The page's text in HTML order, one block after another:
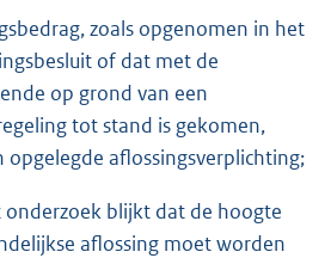
zoals opgenomen in het
of dat met de
op grond van een
tot stand is gekomen,
opgelegde aflossingsverplichting;
onderzoek blijkt dat de hoogte
aflossing moet worden